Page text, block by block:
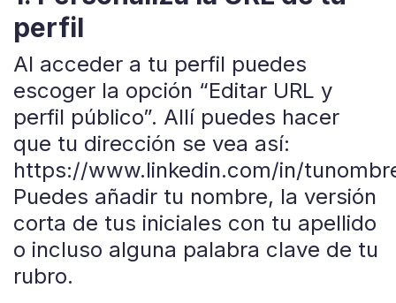
perfil
Al acceder a tu perfil puedes
escoger la opción “Editar URL y
perfil público”. Allí puedes hacer
que tu dirección se vea así:
https://www.linkedin.com/in/
Puedes añadir tu nombre, la versión
corta de tus iniciales con tu apellido
o incluso alguna palabra clave de tu
rubro.